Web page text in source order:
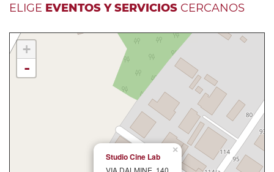
ELIGE EVENTOS Y SERVICIOS CERCANOS
×
Studio Cine Lab
VIA DALMINE, 140
+
-